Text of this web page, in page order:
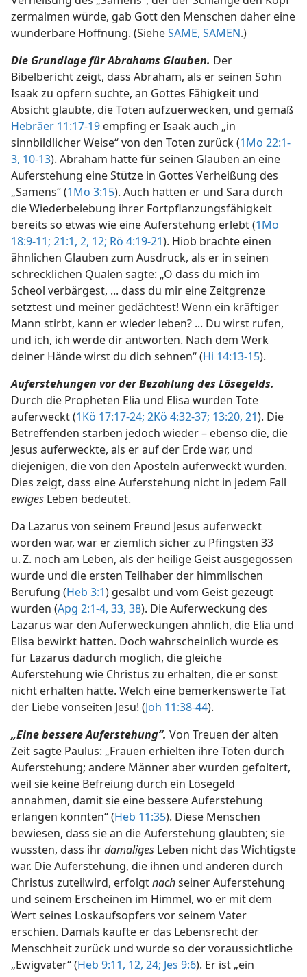
zermalmen würde, gab Gott den Menschen daher eine
wunderbare Hoffnung. (SieheSAME, SAMEN.)
Die Grundlage für Abrahams Glauben. Der
Bibelbericht zeigt, dass Abraham, als er seinen Sohn
Isaak zu opfern suchte, an Gottes Fähigkeit und
Absicht glaubte, die Toten aufzuerwecken, und gemäß
Hebräer 11:17-19 empfing er Isaak auch „in
sinnbildlicher Weise“ von den Toten zurück (1Mo 22:1-
3, 10-13). Abraham hatte für seinen Glauben an eine
Auferstehung eine Stütze in Gottes Verheißung des
„Samens“ (1Mo 3:15). Auch hatten er und Sara durch
die Wiederbelebung ihrer Fortpflanzungsfähigkeit
bereits so etwas wie eine Auferstehung erlebt (1Mo
18:9-11; 21:1, 2, 12; Rö 4:19-21). Hiob brachte einen
ähnlichen Glauben zum Ausdruck, als er in seinen
schrecklichen Qualen sagte: „O dass du mich im
Scheol verbärgest, ... dass du mir eine Zeitgrenze
setztest und meiner gedächtest! Wenn ein kräftiger
Mann stirbt, kann er wieder leben? ... Du wirst rufen,
und ich, ich werde dir antworten. Nach dem Werk
deiner Hände wirst du dich sehnen“ (Hi 14:13-15).
Auferstehungen vor der Bezahlung des Lösegelds.
Durch die Propheten Elia und Elisa wurden Tote
auferweckt (1Kö 17:17-24; 2Kö 4:32-37; 13:20, 21). Die
Betreffenden starben jedoch wieder – ebenso die, die
Jesus auferweckte, als er auf der Erde war, und
diejenigen, die von den Aposteln auferweckt wurden.
Dies zeigt, dass eine Auferstehung nicht in jedem Fall
ewiges Leben bedeutet.
Da Lazarus von seinem Freund Jesus auferweckt
worden war, war er ziemlich sicher zu Pfingsten 33
u. Z. noch am Leben, als der heilige Geist ausgegossen
wurde und die ersten Teilhaber der himmlischen
Berufung (Heb 3:1) gesalbt und vom Geist gezeugt
wurden (Apg 2:1-4, 33, 38). Die Auferweckung des
Lazarus war den Auferweckungen ähnlich, die Elia und
Elisa bewirkt hatten. Doch wahrscheinlich wurde es
für Lazarus dadurch möglich, die gleiche
Auferstehung wie Christus zu erhalten, die er sonst
nicht erhalten hätte. Welch eine bemerkenswerte Tat
der Liebe vonseiten Jesu! (Joh 11:38-44).
„Eine bessere Auferstehung“. Von Treuen der alten
Zeit sagte Paulus: „Frauen erhielten ihre Toten durch
Auferstehung; andere Männer aber wurden gefoltert,
weil sie keine Befreiung durch ein Lösegeld
annahmen, damit sie eine bessere Auferstehung
erlangen könnten“ (Heb 11:35). Diese Menschen
bewiesen, dass sie an die Auferstehung glaubten; sie
wussten, dass ihrdamaliges Leben nicht das Wichtigste
war. Die Auferstehung, die ihnen und anderen durch
Christus zuteilwird, erfolgtnachseiner Auferstehung
und seinem Erscheinen im Himmel, wo er mit dem
Wert seines Loskaufsopfers vor seinem Vater
erschien. Damals kaufte er das Lebensrecht der
Menschheit zurück und wurde so der voraussichtliche
„Ewigvater“ (Heb 9:11, 12, 24; Jes 9:6). Er ist „ein